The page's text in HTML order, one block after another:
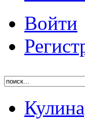
Войти